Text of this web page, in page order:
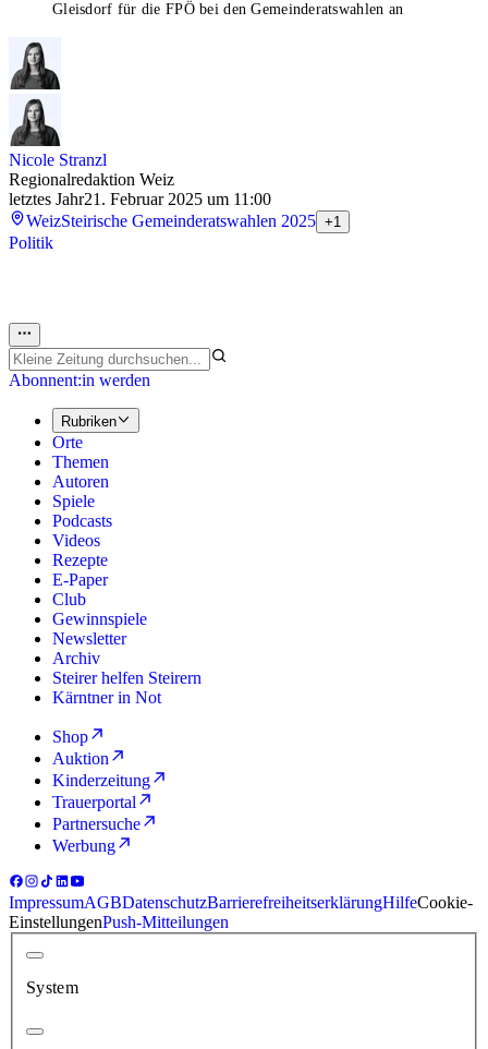
Gleisdorf für die FPÖ bei den Gemeinderatswahlen an
Nicole Stranzl
Regionalredaktion Weiz
letztes Jahr21. Februar 2025 um 11:00
WeizSteirische Gemeinderatswahlen 2025 +1
Politik
Abonnent:in werden
Rubriken
Orte
Themen
Autoren
Spiele
Podcasts
Videos
Rezepte
E-Paper
Club
Gewinnspiele
Newsletter
Archiv
Steirer helfen Steirern
Kärntner in Not
Shop
Auktion
Kinderzeitung
Trauerportal
Partnersuche
Werbung
ImpressumAGBDatenschutzBarrierefreiheitserklärungHilfeCookie-
EinstellungenPush-Mitteilungen
System